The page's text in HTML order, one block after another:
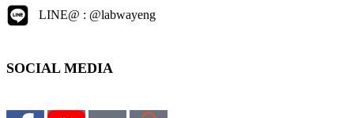
LINE@ : @labwayeng
SOCIAL MEDIA